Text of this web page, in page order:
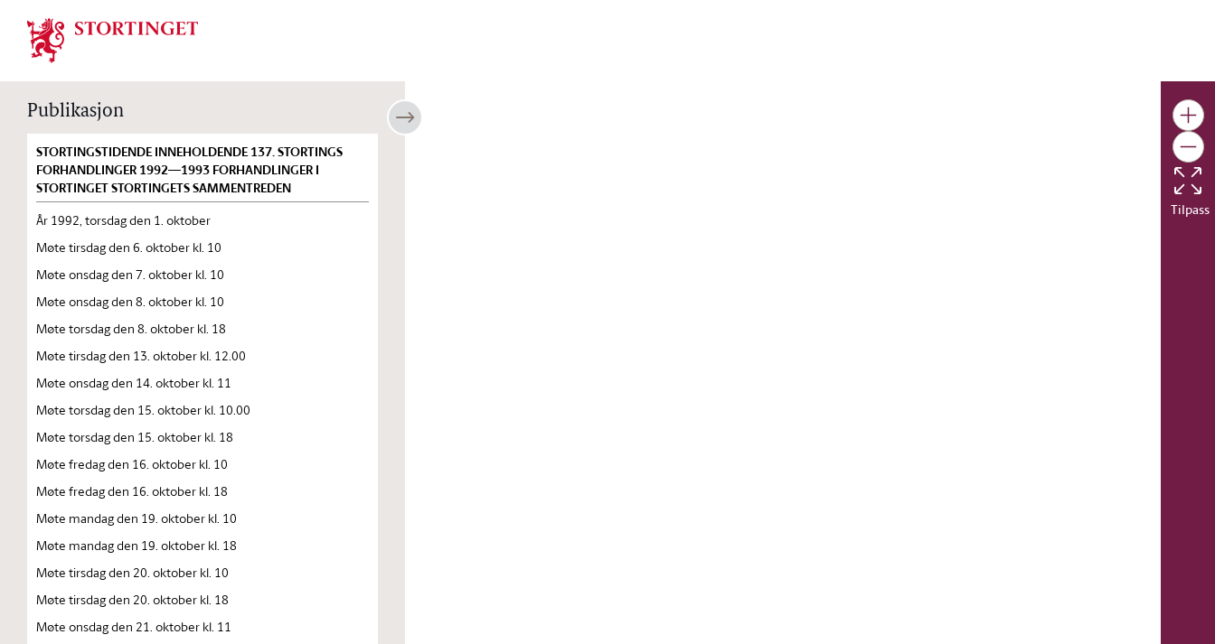
Stortinget.no
Publikasjon
STORTINGSTIDENDE INNEHOLDENDE 137. STORTINGS
FORHANDLINGER 1992—1993 FORHANDLINGER I
STORTINGET STORTINGETS SAMMENTREDEN
År 1992, torsdag den 1. oktober
Møte tirsdag den 6. oktober kl. 10
Møte onsdag den 7. oktober kl. 10
Møte onsdag den 8. oktober kl. 10
Møte torsdag den 8. oktober kl. 18
Møte tirsdag den 13. oktober kl. 12.00
Møte onsdag den 14. oktober kl. 11
Møte torsdag den 15. oktober kl. 10.00
Møte torsdag den 15. oktober kl. 18
Møte fredag den 16. oktober kl. 10
Møte fredag den 16. oktober kl. 18
Møte mandag den 19. oktober kl. 10
Møte mandag den 19. oktober kl. 18
Møte tirsdag den 20. oktober kl. 10
Møte tirsdag den 20. oktober kl. 18
Møte onsdag den 21. oktober kl. 11